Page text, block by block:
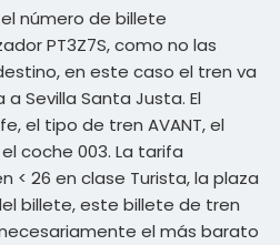
número de billete
PT3Z7S, como no las
en este caso el tren va
Sevilla Santa Justa. El
el tipo de tren AVANT, el
coche 003. La tarifa
< 26 en clase Turista, la plaza
billete, este billete de tren
el más barato